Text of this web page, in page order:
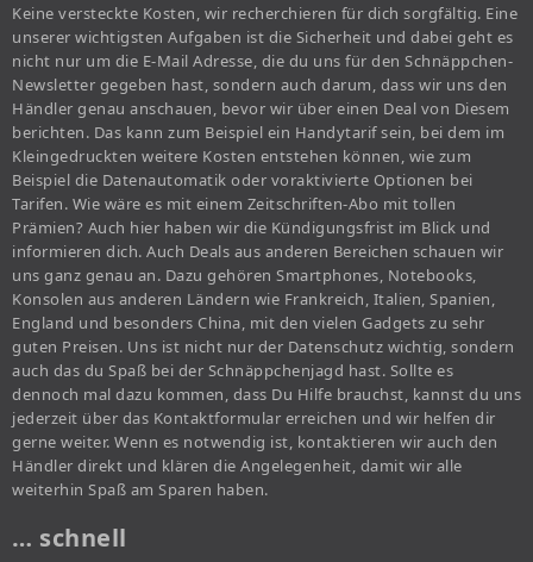
Keine versteckte Kosten, wir recherchieren für dich sorgfältig. Eine
unserer wichtigsten Aufgaben ist die Sicherheit und dabei geht es
nicht nur um die E-Mail Adresse, die du uns für den Schnäppchen-
Newsletter gegeben hast, sondern auch darum, dass wir uns den
Händler genau anschauen, bevor wir über einen Deal von Diesem
berichten. Das kann zum Beispiel ein Handytarif sein, bei dem im
Kleingedruckten weitere Kosten entstehen können, wie zum
Beispiel die Datenautomatik oder voraktivierte Optionen bei
Tarifen. Wie wäre es mit einem Zeitschriften-Abo mit tollen
Prämien? Auch hier haben wir die Kündigungsfrist im Blick und
informieren dich. Auch Deals aus anderen Bereichen schauen wir
uns ganz genau an. Dazu gehören Smartphones, Notebooks,
Konsolen aus anderen Ländern wie Frankreich, Italien, Spanien,
England und besonders China, mit den vielen Gadgets zu sehr
guten Preisen. Uns ist nicht nur der Datenschutz wichtig, sondern
auch das du Spaß bei der Schnäppchenjagd hast. Sollte es
dennoch mal dazu kommen, dass Du Hilfe brauchst, kannst du uns
jederzeit über das Kontaktformular erreichen und wir helfen dir
gerne weiter. Wenn es notwendig ist, kontaktieren wir auch den
Händler direkt und klären die Angelegenheit, damit wir alle
weiterhin Spaß am Sparen haben.
… schnell